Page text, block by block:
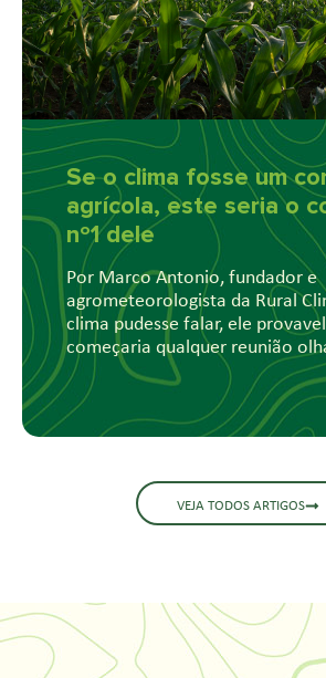
Se o clima fosse um
agrícola, este seria o
nº1 dele
Por Marco Antonio, fundador e
agrometeorologista da Rural
clima pudesse falar, ele
começaria qualquer reunião
VEJA TODOS ARTIGOS